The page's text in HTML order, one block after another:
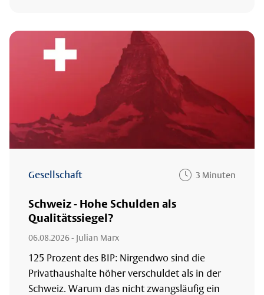
Gesellschaft 3 Minuten
Schweiz - Hohe Schulden als
Qualitätssiegel?
06.08.2026- Julian Marx
125 Prozent des BIP: Nirgendwo sind die
Privathaushalte höher verschuldet als in der
Schweiz. Warum das nicht zwangsläufig ein